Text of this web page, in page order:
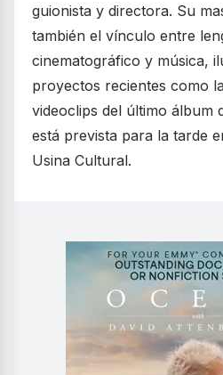
guionista y directora. Su
también el vínculo entre
cinematográfico y música,
proyectos recientes como
videoclips del último álbum
está prevista para la tarde
Usina Cultural.